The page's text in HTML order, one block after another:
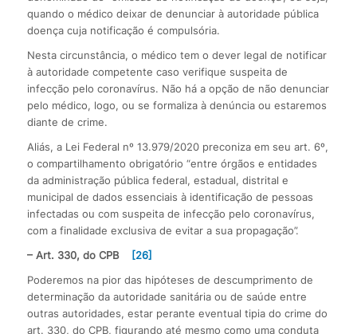
quando o médico deixar de denunciar à autoridade pública
doença cuja notificação é compulsória.
Nesta circunstância, o médico tem o dever legal de notificar
à autoridade competente caso verifique suspeita de
infecção pelo coronavírus. Não há a opção de não denunciar
pelo médico, logo, ou se formaliza à denúncia ou estaremos
diante de crime.
Aliás, a Lei Federal nº 13.979/2020 preconiza em seu art. 6º,
o compartilhamento obrigatório “entre órgãos e entidades
da administração pública federal, estadual, distrital e
municipal de dados essenciais à identificação de pessoas
infectadas ou com suspeita de infecção pelo coronavírus,
com a finalidade exclusiva de evitar a sua propagação”.
– Art. 330, do CPB
[26]
Poderemos na pior das hipóteses de descumprimento de
determinação da autoridade sanitária ou de saúde entre
outras autoridades, estar perante eventual tipia do crime do
art. 330, do CPB, figurando até mesmo como uma conduta